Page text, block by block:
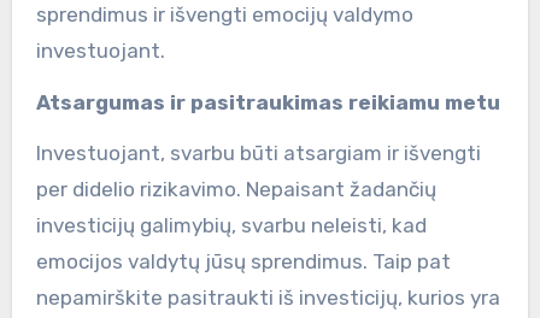
sprendimus ir išvengti emocijų valdymo
investuojant.
Atsargumas ir pasitraukimas reikiamu metu
Investuojant, svarbu būti atsargiam ir išvengti
per didelio rizikavimo. Nepaisant žadančių
investicijų galimybių, svarbu neleisti, kad
emocijos valdytų jūsų sprendimus. Taip pat
nepamirškite pasitraukti iš investicijų, kurios yra